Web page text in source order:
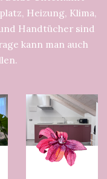
Heizung, Klima,
Handtücher sind
kann man auch